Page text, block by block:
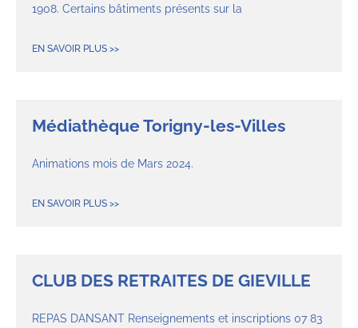
1908. Certains bâtiments présents sur la
EN SAVOIR PLUS >>
Médiathèque Torigny-les-Villes
Animations mois de Mars 2024.
EN SAVOIR PLUS >>
CLUB DES RETRAITES DE GIEVILLE
REPAS DANSANT Renseignements et inscriptions 07 83